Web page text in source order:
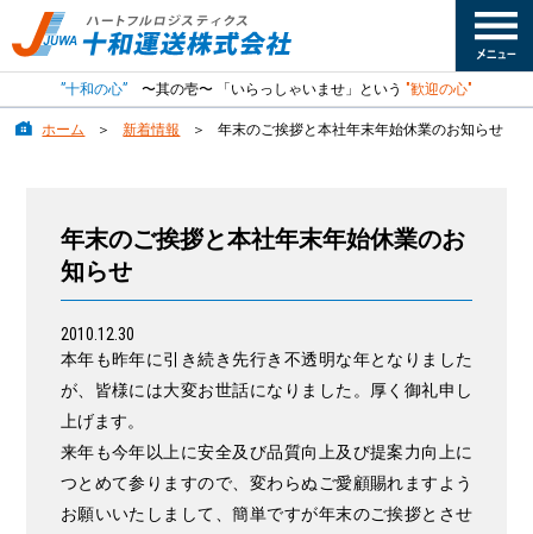
”十和の心” 〜其の壱〜 「いらっしゃいませ」という "歓迎の心"
ホーム 新着情報 年末のご挨拶と本社年末年始休業のお知らせ
年末のご挨拶と本社年末年始休業のお
知らせ
2010.12.30
本年も昨年に引き続き先行き不透明な年となりました
が、皆様には大変お世話になりました。厚く御礼申し
上げます。
来年も今年以上に安全及び品質向上及び提案力向上に
つとめて参りますので、変わらぬご愛顧賜れますよう
お願いいたしまして、簡単ですが年末のご挨拶とさせ